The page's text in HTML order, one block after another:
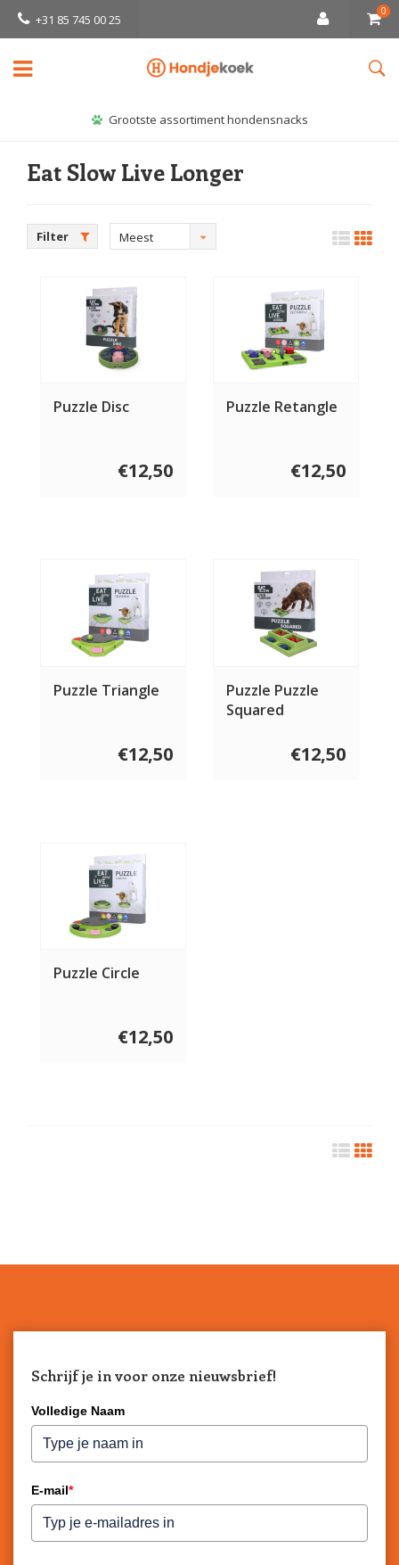
+31 85 745 00 25
0
Grootste assortiment hondensnacks
Eat Slow Live Longer
Filter
Meest
Puzzle Disc
€12,50
Puzzle Retangle
€12,50
Puzzle Triangle
€12,50
Puzzle Puzzle
Squared
€12,50
Puzzle Circle
€12,50
Schrijf je in voor onze nieuwsbrief!
Volledige Naam
E-mail*